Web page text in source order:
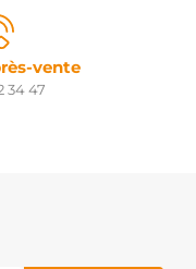
vente
34 47